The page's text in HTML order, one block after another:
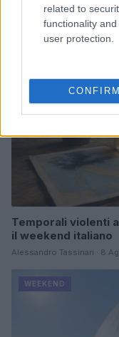
related to
functionality
user protection.
CONFIRM
WEEKEND
Temporali violenti
il weekend italiano
Alessandro Tassinari · 8
WEEKEND